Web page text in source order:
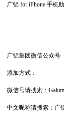
广铝 for iPhone 手机
广铝集团微信公众号
添加方式：
微信号请搜索：
中文昵称请搜索：广